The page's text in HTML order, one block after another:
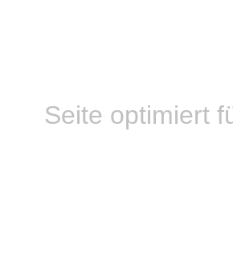
Seite optimiert